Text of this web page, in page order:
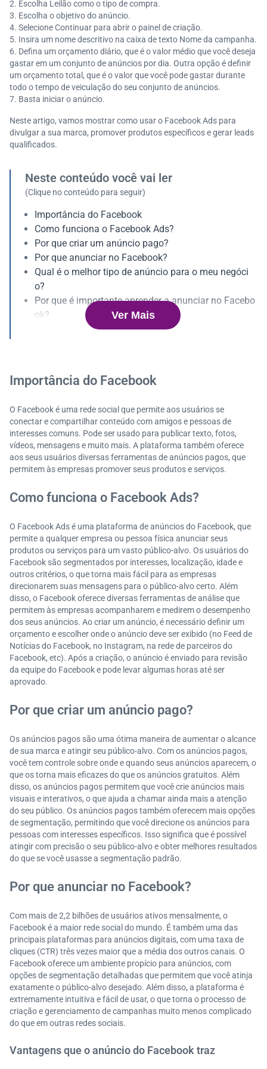
Escolha Leilão como o tipo de compra.
Escolha o objetivo do anúncio.
Selecione Continuar para abrir o painel de criação.
Insira um nome descritivo na caixa de texto Nome da campanha.
Defina um orçamento diário, que é o valor médio que você deseja
gastar em um conjunto de anúncios por dia. Outra opção é definir
um orçamento total, que é o valor que você pode gastar durante
todo o tempo de veiculação do seu conjunto de anúncios.
Basta iniciar o anúncio.
Neste artigo, vamos mostrar como usar o Facebook Ads para
divulgar a sua marca, promover produtos específicos e gerar leads
qualificados.
Neste conteúdo você vai ler
(Clique no conteúdo para seguir)
Importância do Facebook
Como funciona o Facebook Ads?
Por que criar um anúncio pago?
Por que anunciar no Facebook?
Qual é o melhor tipo de anúncio para o meu negóci
o?
Por que é importante aprender a anunciar no Facebo
ok?
Como criar um anúncio no Facebook Ads?
Entenda a importância da segmentação para os seu
s anúncios no Facebook
ebook
Ver Mais
Importância do Facebook
O Facebook é uma rede social que permite aos usuários se
conectar e compartilhar conteúdo com amigos e pessoas de
interesses comuns. Pode ser usado para publicar texto, fotos,
vídeos, mensagens e muito mais. A plataforma também oferece
aos seus usuários diversas ferramentas de anúncios pagos, que
permitem às empresas promover seus produtos e serviços.
Como funciona o Facebook Ads?
O Facebook Ads é uma plataforma de anúncios do Facebook, que
permite a qualquer empresa ou pessoa física anunciar seus
produtos ou serviços para um vasto público-alvo. Os usuários do
Facebook são segmentados por interesses, localização, idade e
outros critérios, o que torna mais fácil para as empresas
direcionarem suas mensagens para o público-alvo certo. Além
disso, o Facebook oferece diversas ferramentas de análise que
permitem às empresas acompanharem e medirem o desempenho
dos seus anúncios. Ao criar um anúncio, é necessário definir um
orçamento e escolher onde o anúncio deve ser exibido (no Feed de
Notícias do Facebook, no Instagram, na rede de parceiros do
Facebook, etc). Após a criação, o anúncio é enviado para revisão
da equipe do Facebook e pode levar algumas horas até ser
aprovado.
Por que criar um anúncio pago?
Os anúncios pagos são uma ótima maneira de aumentar o alcance
de sua marca e atingir seu público-alvo. Com os anúncios pagos,
você tem controle sobre onde e quando seus anúncios aparecem, o
que os torna mais eficazes do que os anúncios gratuitos. Além
disso, os anúncios pagos permitem que você crie anúncios mais
visuais e interativos, o que ajuda a chamar ainda mais a atenção
do seu público. Os anúncios pagos também oferecem mais opções
de segmentação, permitindo que você direcione os anúncios para
pessoas com interesses específicos. Isso significa que é possível
atingir com precisão o seu público-alvo e obter melhores resultados
do que se você usasse a segmentação padrão.
Por que anunciar no Facebook?
Com mais de 2,2 bilhões de usuários ativos mensalmente, o
Facebook é a maior rede social do mundo. É também uma das
principais plataformas para anúncios digitais, com uma taxa de
cliques (CTR) três vezes maior que a média dos outros canais. O
Facebook oferece um ambiente propício para anúncios, com
opções de segmentação detalhadas que permitem que você atinja
exatamente o público-alvo desejado. Além disso, a plataforma é
extremamente intuitiva e fácil de usar, o que torna o processo de
criação e gerenciamento de campanhas muito menos complicado
do que em outras redes sociais.
Vantagens que o anúncio do Facebook traz